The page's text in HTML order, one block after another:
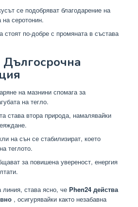
се подобряват благодарение на
на серотонин.
стоят по-добре с промяната в състава
на мазнини спомага за
на тегло.
става втора природа, намалявайки
на сън се стабилизират, което
теглото.
за повишена увереност, енергия
става ясно, че Phen24 действа
, осигурявайки както незабавна